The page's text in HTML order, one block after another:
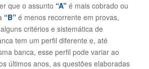
que o assunto “A”é mais cobrado ou
“B”é menos recorrente em provas,
critérios e sistemática de
tem um perfil diferente e, até
banca, esse perfil pode variar ao
últimos anos, as questões elaboradas